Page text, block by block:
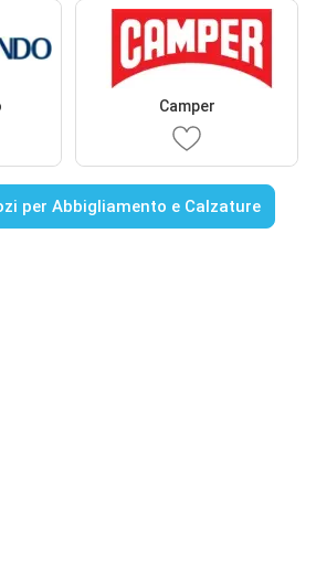
Camper
per Abbigliamento e Calzature